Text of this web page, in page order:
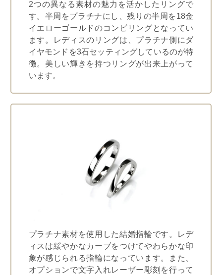
2つの異なる素材の魅力を活かしたリングで
す。半周をプラチナにし、残りの半周を18金
イエローゴールドのコンビリングとなってい
ます。レディスのリングは、プラチナ側にダ
イヤモンドを3石セッティングしているのが特
徴。美しい輝きを持つリングが出来上がって
います。
プラチナ素材を使用した結婚指輪です。レデ
ィスは緩やかなカーブをつけてやわらかな印
象が感じられる指輪になっています。また、
オプションで文字入れレーザー彫刻を行って